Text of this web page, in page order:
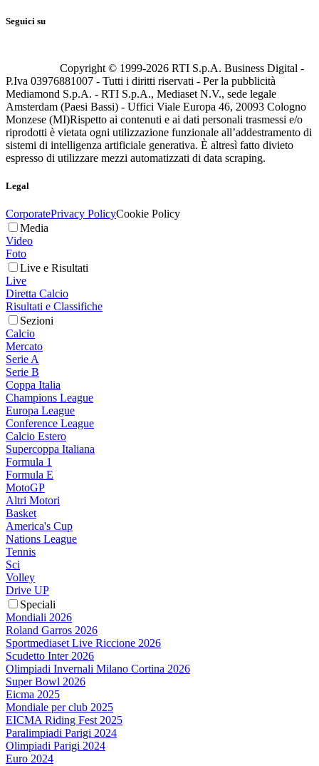
Seguici su
Copyright © 1999-2026 RTI S.p.A. Business Digital -
P.Iva 03976881007 - Tutti i diritti riservati - Per la pubblicità
Mediamond S.p.A. - RTI S.p.A., Mediaset N.V., sede legale
Amsterdam (Paesi Bassi) - Uffici Viale Europa 46, 20093 Cologno
Monzese (MI)Rispetto ai contenuti e ai dati personali trasmessi e/o
riprodotti è vietata ogni utilizzazione funzionale all’addestramento di
sistemi di intelligenza artificiale generativa. È altresì fatto divieto
espresso di utilizzare mezzi automatizzati di data scraping.
Legal
CorporatePrivacy PolicyCookie Policy
Media
Video
Foto
Live e Risultati
Live
Diretta Calcio
Risultati e Classifiche
Sezioni
Calcio
Mercato
Serie A
Serie B
Coppa Italia
Champions League
Europa League
Conference League
Calcio Estero
Supercoppa Italiana
Formula 1
Formula E
MotoGP
Altri Motori
Basket
America's Cup
Nations League
Tennis
Sci
Volley
Drive UP
Speciali
Mondiali 2026
Roland Garros 2026
Sportmediaset Live Riccione 2026
Scudetto Inter 2026
Olimpiadi Invernali Milano Cortina 2026
Super Bowl 2026
Eicma 2025
Mondiale per club 2025
EICMA Riding Fest 2025
Paralimpiadi Parigi 2024
Olimpiadi Parigi 2024
Euro 2024